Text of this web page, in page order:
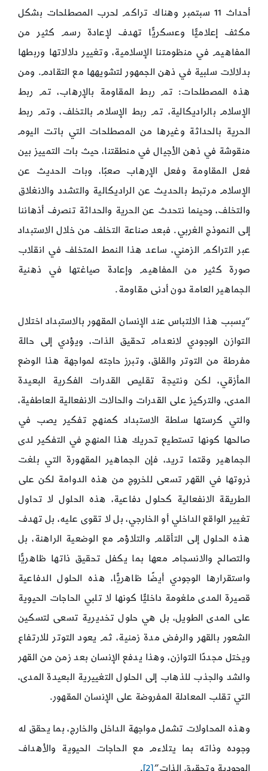
أحداث 11 سبتمبر وهناك تراكم لحرب المصطلحات بشكل
مكثف إعلاميًّا وعسكريًّا تهدف لإعادة رسم كثير من
المفاهيم في منظومتنا الإسلامية، وتغيير دلالاتها وربطها
بدلالات سلبية في ذهن الجمهور لتشويهها مع التقادم. ومن
هذه المصطلحات: تم ربط المقاومة بالإرهاب، تم ربط
الإسلام بالراديكالية، تم ربط الإسلام بالتخلف، وتم ربط
الحرية بالحداثة وغيرها من المصطلحات التي باتت اليوم
منقوشة في ذهن الأجيال في منطقتنا، حيث بات التمييز بين
فعل المقاومة وفعل الإرهاب صعبًا، وبات الحديث عن
الإسلام مرتبط بالحديث عن الراديكالية والتشدد والانغلاق
والتخلف، وحينما نتحدث عن الحرية والحداثة تنصرف أذهاننا
إلى النموذج الغربي. فبعد صناعة التخلف من خلال الاستبداد
عبر التراكم الزمني، ساعد هذا النمط المتخلف في انقلاب
صورة كثير من المفاهيم وإعادة صياغتها في ذهنية
الجماهير العامة دون أدنى مقاومة.
“يسبب هذا الالتباس عند الإنسان المقهور بالاستبداد اختلال
التوازن الوجودي لانعدام تحقيق الذات، ويؤدي إلى حالة
مفرطة من التوتر والقلق، وتبرز حاجته لمواجهة هذا الوضع
المأزقي، لكن ونتيجة تقليص القدرات الفكرية البعيدة
المدى، والتركيز على القدرات والحالات الانفعالية العاطفية،
والتي كرستها سلطة الاستبداد كمنهج تفكير يصب في
صالحها كونها تستطيع تحريك هذا المنهج في التفكير لدى
الجماهير وقتما تريد، فإن الجماهير المقهورة التي بلغت
ذروتها في القهر تسعى للخروج من هذه الدوامة لكن على
الطريقة الانفعالية كحلول دفاعية، هذه الحلول لا تحاول
تغيير الواقع الداخلي أو الخارجي، بل لا تقوى عليه، بل تهدف
هذه الحلول إلى التأقلم والتلاؤم مع الوضعية الراهنة، بل
والتصالح والانسجام معها بما يكفل تحقيق ذاتها ظاهريًّا
واستقرارها الوجودي أيضًا ظاهريًّا، هذه الحلول الدفاعية
قصيرة المدى ملغومة داخليًّا كونها لا تلبي الحاجات الحيوية
على المدى الطويل، بل هي حلول تخديرية تسعى لتسكين
الشعور بالقهر والرفض مدة زمنية، ثم يعود التوتر للارتفاع
ويختل مجددًا التوازن، وهذا يدفع الإنسان بعد زمن من القهر
والشد والجذب للذهاب إلى الحلول التغييرية البعيدة المدى،
التي تقلب المعادلة المفروضة على الإنسان المقهور.
وهذه المحاولات تشمل مواجهة الداخل والخارج، بما يحقق له
وجوده وذاته بما يتلاءم مع الحاجات الحيوية والأهداف
الوجودية وتحقيق الذات” [2]
.